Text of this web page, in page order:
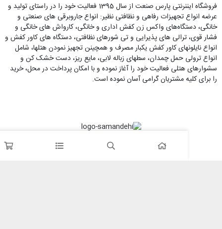
فروشگاه ایننرنتی پارس صنعت از سال 1395 فعالیت خود را در راستای تولید و
تجهیزات رفاهی و نظافتی نظیر: انواع جاروبرقی های صنعتی و
واکس زن کفش اداری و خانگی، کارواش های خانگی و
های پذیرایی و تی شورهای نظافتی، دستگاه های کاور کفش و
کاور کفش یکبار مصرف و همچینن تجهیز نمودن هتلها، شامل
حمل چمدان، سطهای زباله لابی، مایع ریز، دست خشک کن و
فعالیت خود را آغاز نموده و با امکان پرداخت در محل، خرید
مشتریان گرامی آسان نموده است.